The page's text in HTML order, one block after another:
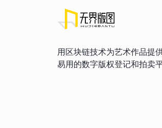
用区块链技术为艺术作品提
易用的数字版权登记和拍卖